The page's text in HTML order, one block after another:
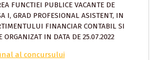
FUNCTIEI PUBLICE VACANTE DE
I, GRAD PROFESIONAL ASISTENT, IN
FINANCIAR CONTABIL SI
ORGANIZAT IN DATA DE 25.07.2022
al concursului